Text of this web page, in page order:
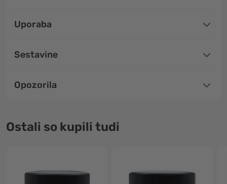
Uporaba
Sestavine
Opozorila
Ostali so kupili tudi